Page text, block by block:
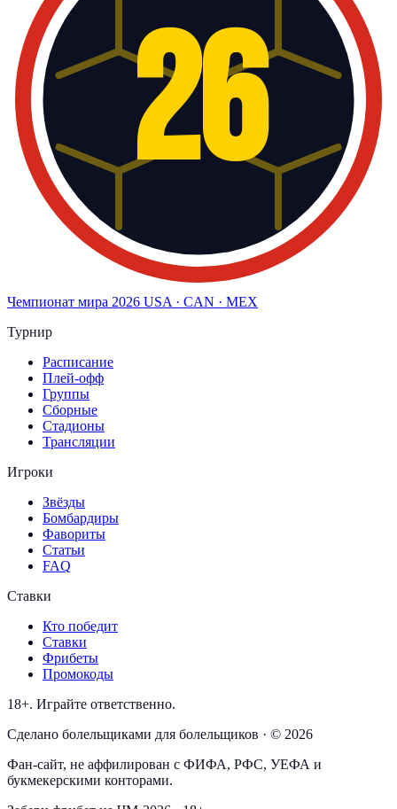
26
Чемпионат мира 2026 USA · CAN · MEX
Турнир
Расписание
Плей-офф
Группы
Сборные
Стадионы
Трансляции
Игроки
Звёзды
Бомбардиры
Фавориты
Статьи
FAQ
Ставки
Кто победит
Ставки
Фрибеты
Промокоды
18+. Играйте ответственно.
Сделано болельщиками для болельщиков · © 2026
Фан-сайт, не аффилирован с ФИФА, РФС, УЕФА и
букмекерскими конторами.